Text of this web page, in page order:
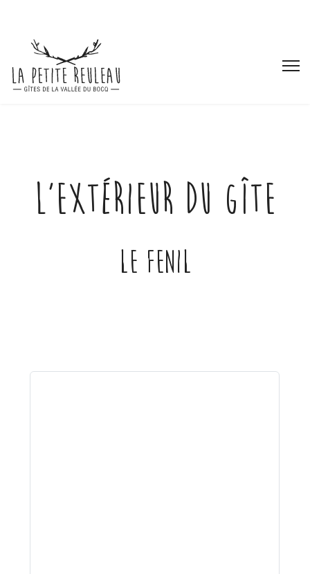
L'extérieur du gîte
Le Fenil